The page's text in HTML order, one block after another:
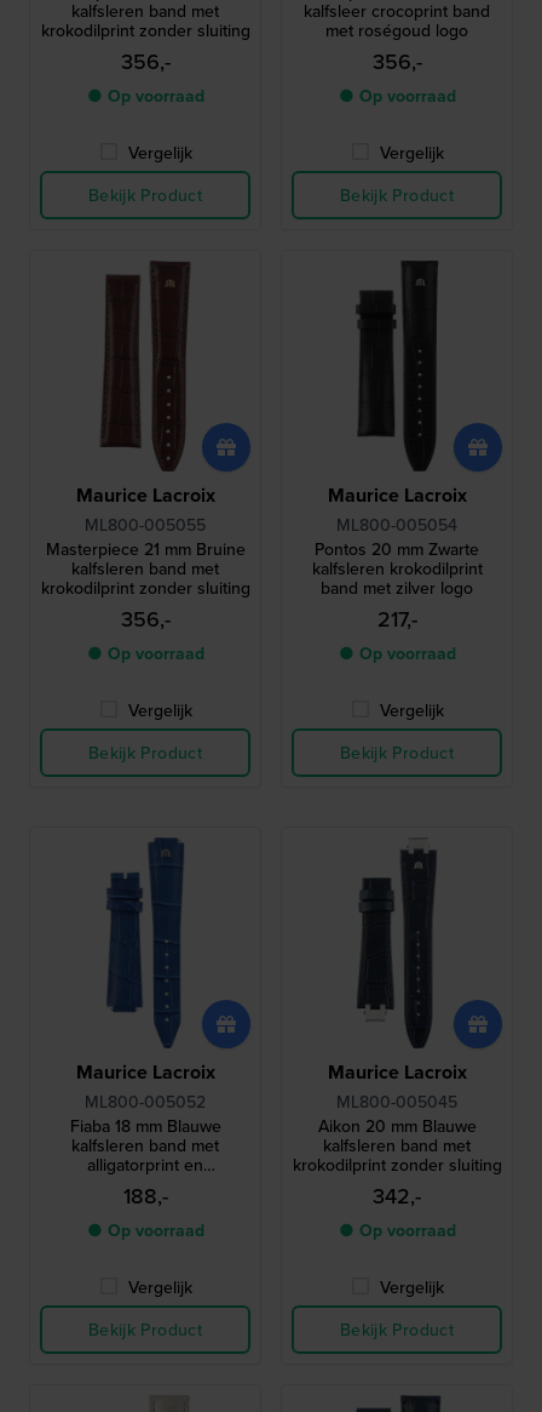
kalfsleren band met
krokodilprint zonder sluiting
356,-
● Op voorraad
Vergelijk
Bekijk Product
kalfsleer crocoprint band
met roségoud logo
356,-
● Op voorraad
Vergelijk
Bekijk Product
Maurice Lacroix
ML800-005055
Masterpiece 21 mm Bruine
kalfsleren band met
krokodilprint zonder sluiting
356,-
● Op voorraad
Vergelijk
Bekijk Product
Maurice Lacroix
ML800-005054
Pontos 20 mm Zwarte
kalfsleren krokodilprint
band met zilver logo
217,-
● Op voorraad
Vergelijk
Bekijk Product
Maurice Lacroix
ML800-005052
Fiaba 18 mm Blauwe
kalfsleren band met
alligatorprint en
zilverkleurig logo zonder
gesp
188,-
● Op voorraad
Vergelijk
Bekijk Product
Maurice Lacroix
ML800-005045
Aikon 20 mm Blauwe
kalfsleren band met
krokodilprint zonder sluiting
342,-
● Op voorraad
Vergelijk
Bekijk Product